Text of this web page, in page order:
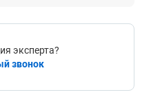
эксперта?
звонок